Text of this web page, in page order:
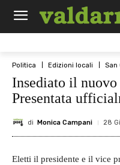
Politica Edizioni locali San
Insediato il
Presentata
di Monica Campani 28
Eletti il presidente e il vice